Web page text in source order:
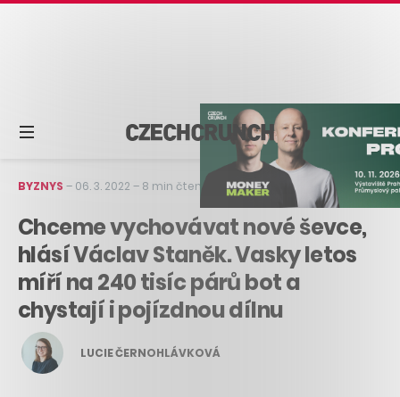
BYZNYS – 06. 3. 2022 – 8 min čtení
Chceme vychovávat nové ševce,
hlásí Václav Staněk. Vasky letos
míří na 240 tisíc párů bot a
chystají i pojízdnou dílnu
LUCIE ČERNOHLÁVKOVÁ